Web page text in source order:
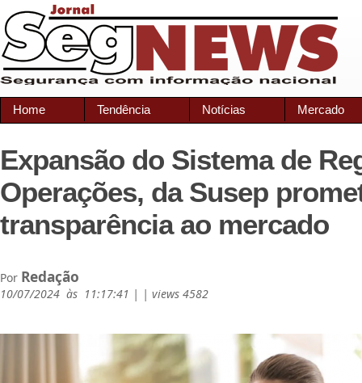
Home Tendência Notícias Mercado
Expansão do Sistema de
Operações, da Susep
transparência ao mercado
Por Redação
10/07/2024 às 11:17:41 | | views 4582